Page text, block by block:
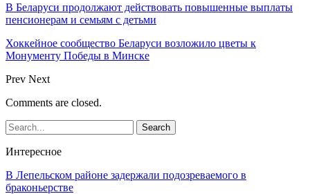
В Беларуси продолжают действовать повышенные выплаты
пенсионерам и семьям с детьми
Хоккейное сообщество Беларуси возложило цветы к
Монументу Победы в Минске
Prev Next
Comments are closed.
Интересное
В Лепельском районе задержали подозреваемого в
браконьерстве